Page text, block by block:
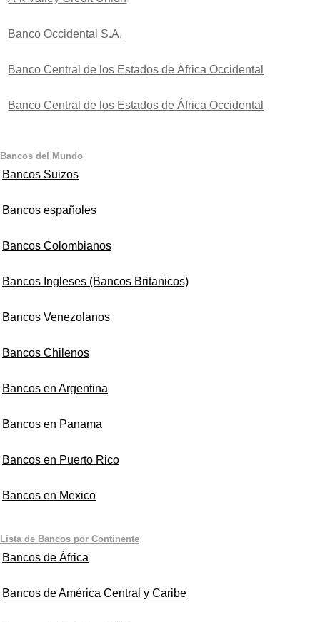
Banco Occidental S.A.
Banco Central de los Estados de África Occidental
Banco Central de los Estados de África Occidental
Bancos del Mundo
Bancos Suizos
Bancos españoles
Bancos Colombianos
Bancos Ingleses (Bancos Britanicos)
Bancos Venezolanos
Bancos Chilenos
Bancos en Argentina
Bancos en Panama
Bancos en Puerto Rico
Bancos en Mexico
Lista de Bancos por Continente
Bancos de África
Bancos de América Central y Caribe